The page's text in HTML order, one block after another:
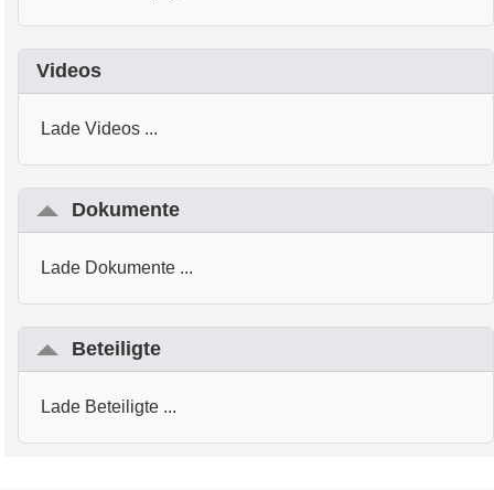
Videos
Lade Videos ...
Dokumente
Lade Dokumente ...
Beteiligte
Lade Beteiligte ...